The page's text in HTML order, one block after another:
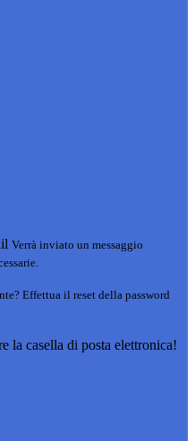
Verrà inviato un messaggio
Effettua il reset della password
la casella di posta elettronica!